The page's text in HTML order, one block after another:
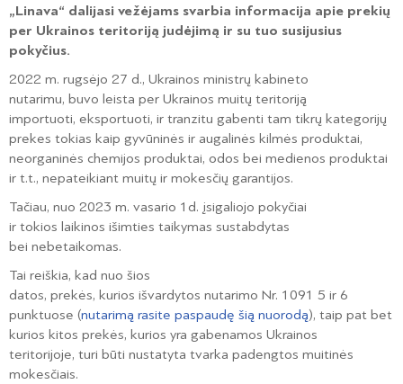
„Linava“ dalijasi vežėjams svarbia informacija apie prekių
per Ukrainos teritoriją judėjimą ir su tuo susijusius
pokyčius.
2022 m. rugsėjo 27 d., Ukrainos ministrų kabineto
nutarimu, buvo leista per Ukrainos muitų teritoriją
importuoti, eksportuoti, ir tranzitu gabenti tam tikrų kategorijų
prekes tokias kaip gyvūninės ir augalinės kilmės produktai,
neorganinės chemijos produktai, odos bei medienos produktai
ir t.t., nepateikiant muitų ir mokesčių garantijos.
Tačiau, nuo 2023 m. vasario 1d. įsigaliojo pokyčiai
ir tokios laikinos išimties taikymas sustabdytas
bei nebetaikomas.
Tai reiškia, kad nuo šios
datos, prekės, kurios išvardytos nutarimo Nr. 1091 5 ir 6
punktuose (nutarimą rasite paspaudę šią nuorodą), taip pat bet
kurios kitos prekės, kurios yra gabenamos Ukrainos
teritorijoje, turi būti nustatyta tvarka padengtos muitinės
mokesčiais.